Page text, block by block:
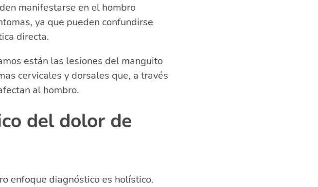
manifestarse en el hombro
ya que pueden confundirse
directa.
están las lesiones del manguito
cervicales y dorsales que, a través
al hombro.
del dolor de
enfoque diagnóstico es holístico.